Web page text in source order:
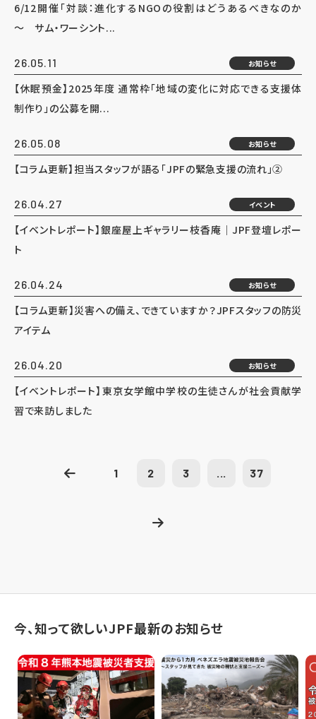
6/12開催「対談：進化するNGOの役割はどうあるべきなのか
～ サム・ワーシント...
26.05.11 お知らせ
【休眠預金】2025年度 通常枠「地域の変化に対応できる支援体
制作り」の公募を開...
26.05.08 お知らせ
【コラム更新】担当スタッフが語る「JPFの緊急支援の流れ」②
26.04.27 イベント
【イベントレポート】銀座屋上ギャラリー枝香庵｜JPF登壇レポー
ト
26.04.24 お知らせ
【コラム更新】災害への備え、できていますか？JPFスタッフの防災
アイテム
26.04.20 お知らせ
【イベントレポート】東京女学館中学校の生徒さんが社会貢献学
習で来訪しました
1 2 3 ... 37
今、知って欲しいJPF最新のお知らせ